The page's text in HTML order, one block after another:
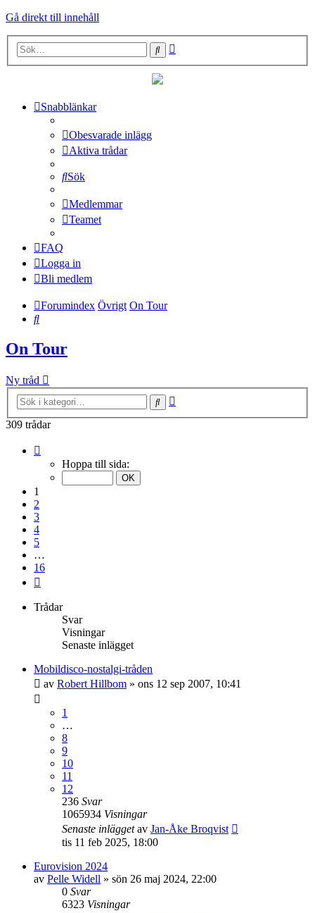
Gå direkt till innehåll
Sök
Snabblänkar
Obesvarade inlägg
Aktiva trådar
Sök
Medlemmar
Teamet
FAQ
Logga in
Bli medlem
Forumindex Övrigt On Tour
Sök
On Tour
Ny tråd
Sök
309 trådar
Hoppa till sida:
1
2
3
4
5
…
16
Trådar
Svar
Visningar
Senaste inlägget
Mobildisco-nostalgi-tråden
av Robert Hillbom » ons 12 sep 2007, 10:41
1
…
8
9
10
11
12
236 Svar
1065934 Visningar
Senaste inläggetav Jan-Åke Broqvist
tis 11 feb 2025, 18:00
Eurovision 2024
av Pelle Widell » sön 26 maj 2024, 22:00
0 Svar
6323 Visningar